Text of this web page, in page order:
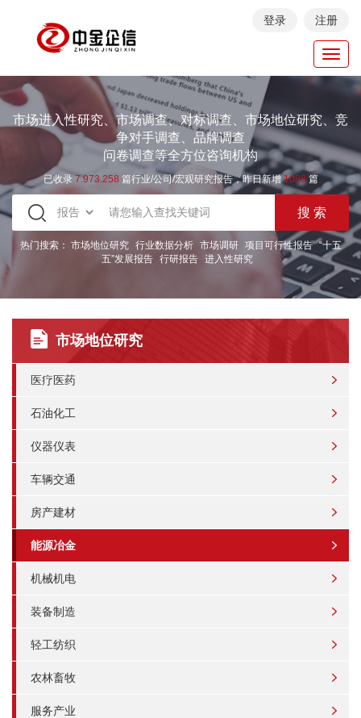
登录 注册
市场进入性研究、市场调查、对标调查、市场地位研究、竞
争对手调查、品牌调查
问卷调查等全方位咨询机构
已收录 7.973.258 篇行业/公司/宏观研究报告，昨日新增1088篇
热门搜索： 市场地位研究 行业数据分析 市场调研 项目可行性报告 “十五
五”发展报告 行研报告 进入性研究
市场地位研究
医疗医药
石油化工
仪器仪表
车辆交通
房产建材
能源冶金
机械机电
装备制造
轻工纺织
农林畜牧
服务产业